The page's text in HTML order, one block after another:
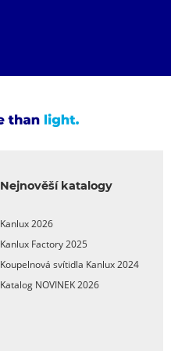
Nejnověší katalogy
Kanlux 2026
Kanlux Factory 2025
Koupelnová svítidla Kanlux 2024
Katalog NOVINEK 2026